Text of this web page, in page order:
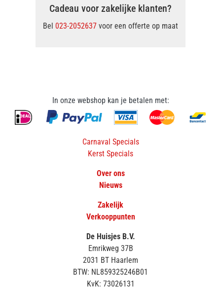
Cadeau voor zakelijke klanten?
Bel 023-2052637 voor een offerte op maat
In onze webshop kan je betalen met:
Carnaval Specials
Kerst Specials
Over ons
Nieuws
Zakelijk
Verkooppunten
De Huisjes B.V.
Emrikweg 37B
2031 BT Haarlem
BTW: NL859325246B01
KvK: 73026131